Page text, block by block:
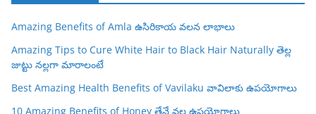
Amazing Benefits of Amla ఉసిరికాయ వలన లాభాలు
Amazing Tips to Cure White Hair to Black Hair Naturally తెల్ల
జుట్టు నల్లగా మారాలంటే
Best Amazing Health Benefits of Vavilaku వావిలాకు ఉపయోగాలు
10 Amazing Benefits of Honey తేనే వల్ల ఉపయోగాలు